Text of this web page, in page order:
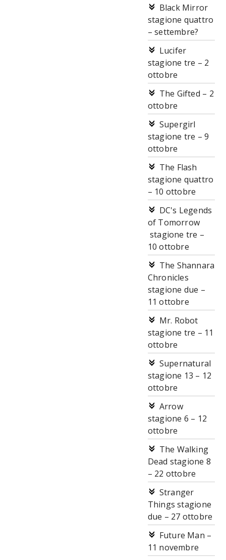
Black Mirror
stagione quattro
– settembre?
Lucifer
stagione tre – 2
ottobre
The Gifted – 2
ottobre
Supergirl
stagione tre – 9
ottobre
The Flash
stagione quattro
– 10 ottobre
DC's Legends
of Tomorrow
stagione tre –
10 ottobre
The Shannara
Chronicles
stagione due –
11 ottobre
Mr. Robot
stagione tre – 11
ottobre
Supernatural
stagione 13 – 12
ottobre
Arrow
stagione 6 – 12
ottobre
The Walking
Dead stagione 8
– 22 ottobre
Stranger
Things stagione
due – 27 ottobre
Future Man –
11 novembre